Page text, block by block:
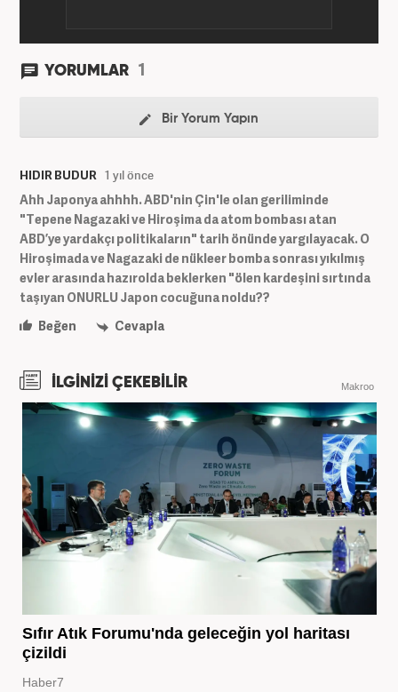
YORUMLAR 1
Bir Yorum Yapın
HIDIR BUDUR 1 yıl önce
Ahh Japonya ahhhh. ABD'nin Çin'le olan geriliminde
"Tepene Nagazaki ve Hiroşima da atom bombası atan
ABD’ye yardakçı politikaların" tarih önünde yargılayacak. O
Hiroşimada ve Nagazaki de nükleer bomba sonrası yıkılmış
evler arasında hazırolda beklerken "ölen kardeşini sırtında
taşıyan ONURLU Japon cocuğuna noldu??
Beğen
Cevapla
İLGİNİZİ ÇEKEBİLİR Makroo
Sıfır Atık Forumu'nda geleceğin yol haritası
çizildi
Haber7